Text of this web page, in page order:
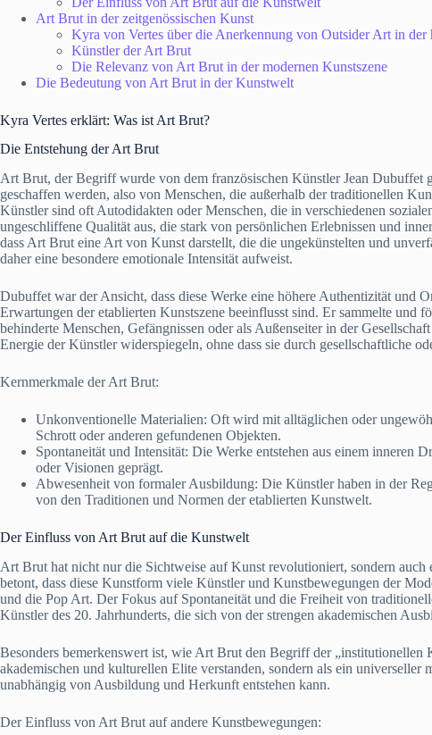
Art Brut in der zeitgenössischen Kunst
Kyra von Vertes über die Anerkennung von Outsider Art in der
Künstler der Art Brut
Die Relevanz von Art Brut in der modernen Kunstszene
Die Bedeutung von Art Brut in der Kunstwelt
Kyra Vertes erklärt: Was ist Art Brut?
Die Entstehung der Art Brut
Art Brut, der Begriff wurde von dem französischen Künstler Jean Dubuffet
geschaffen werden, also von Menschen, die außerhalb der traditionellen
Künstler sind oft Autodidakten oder Menschen, die in verschiedenen
ungeschliffene Qualität aus, die stark von persönlichen Erlebnissen und
dass Art Brut eine Art von Kunst darstellt, die die ungekünstelten und
daher eine besondere emotionale Intensität aufweist.
Dubuffet war der Ansicht, dass diese Werke eine höhere Authentizität und
Erwartungen der etablierten Kunstszene beeinflusst sind. Er sammelte und
behinderte Menschen, Gefängnissen oder als Außenseiter in der
Energie der Künstler widerspiegeln, ohne dass sie durch gesellschaftliche
Kernmerkmale der Art Brut:
Unkonventionelle Materialien: Oft wird mit alltäglichen oder
Schrott oder anderen gefundenen Objekten.
Spontaneität und Intensität: Die Werke entstehen aus einem inneren
oder Visionen geprägt.
Abwesenheit von formaler Ausbildung: Die Künstler haben in der
von den Traditionen und Normen der etablierten Kunstwelt.
Der Einfluss von Art Brut auf die Kunstwelt
Art Brut hat nicht nur die Sichtweise auf Kunst revolutioniert, sondern
betont, dass diese Kunstform viele Künstler und Kunstbewegungen der
und die Pop Art. Der Fokus auf Spontaneität und die Freiheit von
Künstler des 20. Jahrhunderts, die sich von der strengen akademischen
Besonders bemerkenswert ist, wie Art Brut den Begriff der
akademischen und kulturellen Elite verstanden, sondern als ein
unabhängig von Ausbildung und Herkunft entstehen kann.
Der Einfluss von Art Brut auf andere Kunstbewegungen: